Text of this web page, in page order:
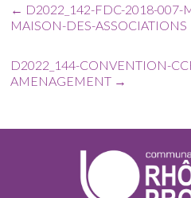
← D2022_142-FDC-2018-007-
MAISON-DES-ASSOCIATIONS
D2022_144-CONVENTION-
AMENAGEMENT →